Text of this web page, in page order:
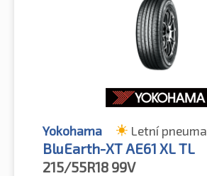
Yokohama Letní
BluEarth-XT AE61 XL TL
215/55R18 99V